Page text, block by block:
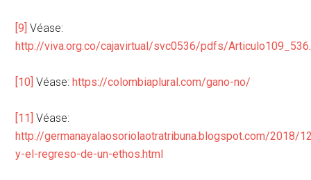
[9] Véase:
http://viva.org.co/cajavirtual/svc0536/pdfs/
[10] Véase:https://colombiaplural.com/gano-no/
[11] Véase:
http://germanayalaosoriolaotratribuna.blogspot.com/2018/
y-el-regreso-de-un-ethos.html